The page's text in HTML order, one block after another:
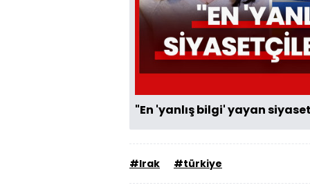
"En 'yanlış bilgi' yayan
#Irak #türkiye